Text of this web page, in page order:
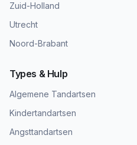
Zuid-Holland
Utrecht
Noord-Brabant
Types & Hulp
Algemene Tandartsen
Kindertandartsen
Angsttandartsen